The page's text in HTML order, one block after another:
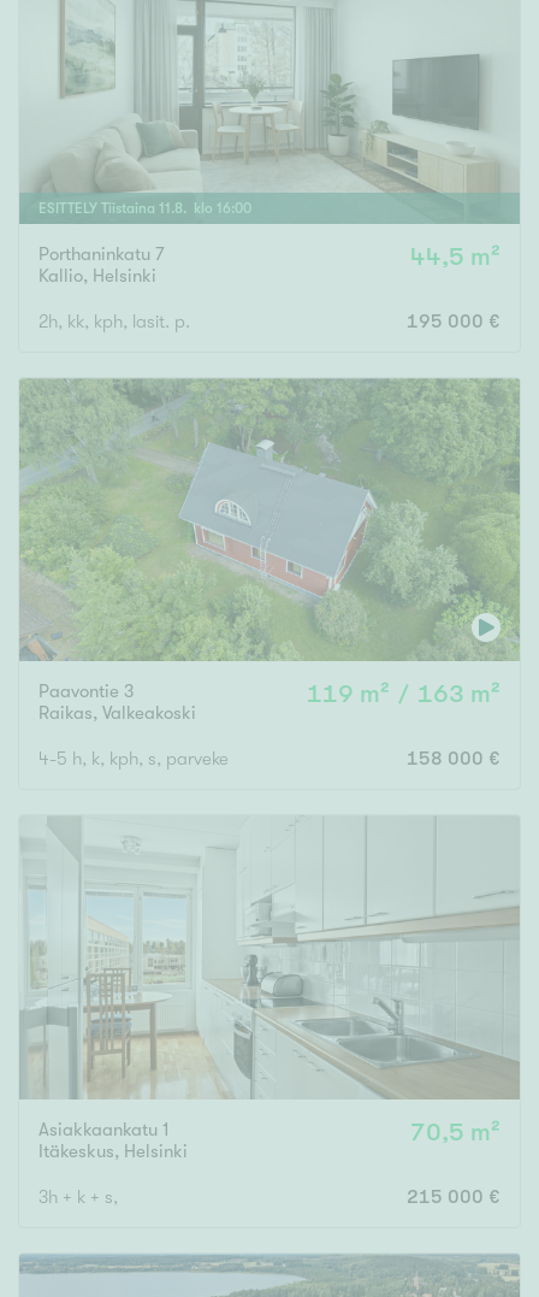
ESITTELY Tiistaina 11 .8. klo 16:00
Porthaninkatu 7
Kallio, Helsinki
44,5 m²
2h, kk, kph, lasit. p. 195 000 €
Paavontie 3
Raikas, Valkeakoski
119 m² / 163 m²
4-5 h, k, kph, s, parveke 158 000 €
Asiakkaankatu 1
Itäkeskus, Helsinki
70,5 m²
3h + k + s, 215 000 €